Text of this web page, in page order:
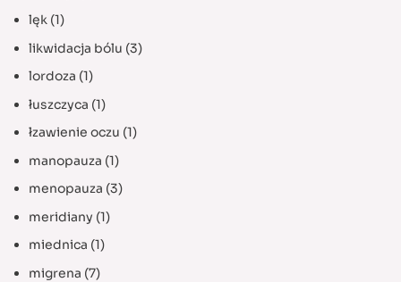
lęk(1)
likwidacja bólu (3)
lordoza (1)
łuszczyca (1)
łzawienie oczu (1)
manopauza (1)
menopauza (3)
meridiany (1)
miednica (1)
migrena (7)